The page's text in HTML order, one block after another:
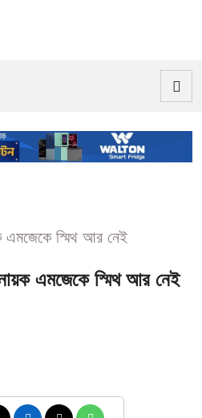
এমজেকে স্মিথ আর নেই
এমজেকে স্মিথ আর নেই